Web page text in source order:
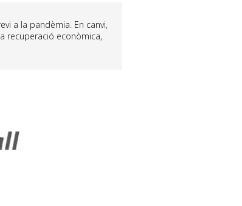
a la pandèmia. En canvi,
recuperació econòmica,